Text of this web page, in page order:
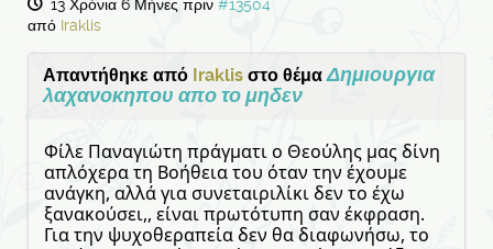
13 Χρόνια 6 Μήνες πριν #13504
από Iraklis
Απαντήθηκε από Iraklis στο θέμαΔημιουργια
λαχανοκηπου απο το μηδεν
Φίλε Παναγιώτη πράγματι ο Θεούλης μας δίνη
απλόχερα τη Βοήθεια του όταν την έχουμε
ανάγκη, αλλά για συνεταιριλίκι δεν το έχω
ξανακούσει,, είναι πρωτότυπη σαν έκφραση.
Για την ψυχοθεραπεία δεν θα διαφωνήσω, το